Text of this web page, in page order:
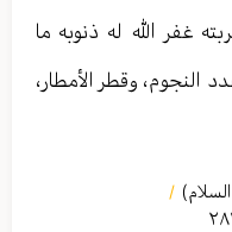
غفر الله له ذنوبه ما
النجوم، وقطر الأمطار،
/